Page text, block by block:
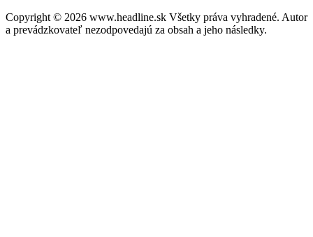
Copyright © 2026 www.headline.sk Všetky práva vyhradené. Autor
a prevádzkovateľ nezodpovedajú za obsah a jeho následky.